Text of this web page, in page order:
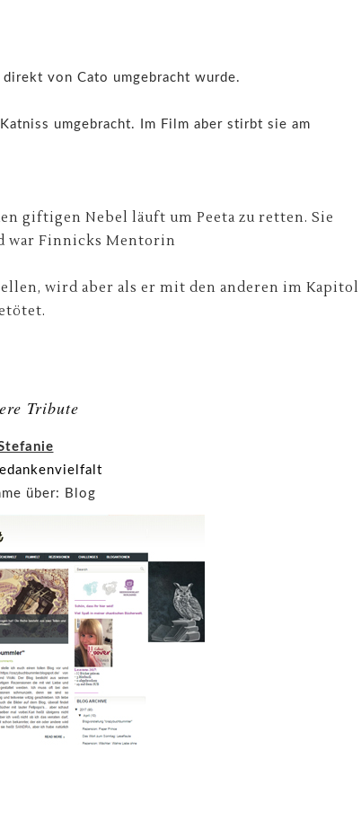
von Cato umgebracht wurde.
umgebracht. Im Film aber stirbt sie am
giftigen Nebel läuft um Peeta zu retten. Sie
war Finnicks Mentorin
wird aber als er mit den anderen im Kapitol
Tribute
über: Blog